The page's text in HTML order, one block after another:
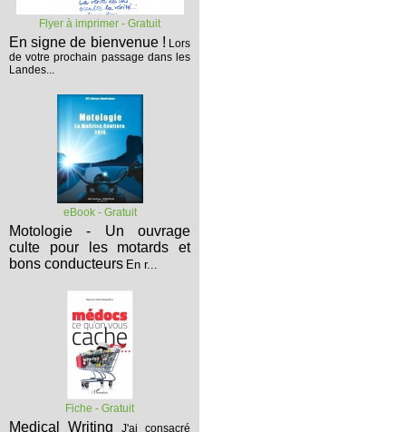
Flyer à imprimer - Gratuit
En signe de bienvenue ! Lors
de votre prochain passage dans les
Landes...
eBook - Gratuit
Motologie - Un ouvrage
culte pour les motards et
bons conducteurs En r...
Fiche - Gratuit
Medical Writing
J'ai consacré